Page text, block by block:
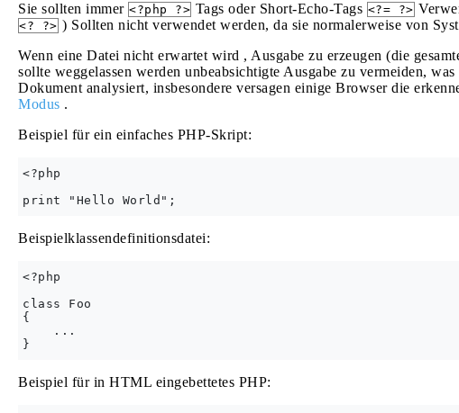
Sie sollten immer <?php ?> Tags oder Short-Echo-Tags <?= ?>
<? ?> ) Sollten nicht verwendet werden, da sie normalerweise von
Wenn eine Datei nicht erwartet wird , Ausgabe zu erzeugen (die
sollte weggelassen werden unbeabsichtigte Ausgabe zu vermeiden,
Dokument analysiert, insbesondere versagen einige Browser die
Modus .
Beispiel für ein einfaches PHP-Skript:
<?php
Beispielklassendefinitionsdatei:
<?php
class Foo
{
    ...
Beispiel für in HTML eingebettetes PHP: